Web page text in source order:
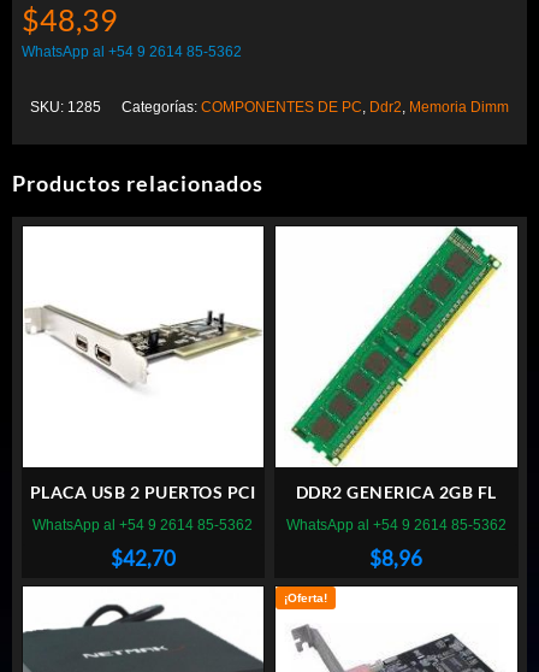
$48,39
WhatsApp al +54 9 2614 85-5362
SKU: 1285 Categorías: COMPONENTES DE PC Ddr2 Memoria Dimm
Productos relacionados
PLACA USB 2 PUERTOS PCI
$42,70
WhatsApp al +54 9 2614 85-5362
DDR2 GENERICA 2GB FL
$8,96
WhatsApp al +54 9 2614 85-5362
¡Oferta!